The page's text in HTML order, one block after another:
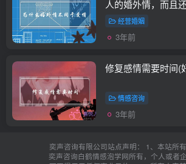
人的婚外情，而且
有多深？(外遇后如
经营婚姻
3年前
修复感情需要时间(
情感咨询
3年前
奕声咨询有限公司站点声明： 1、本站所
奕声咨询白鹤情感泡学网所有，个人或者